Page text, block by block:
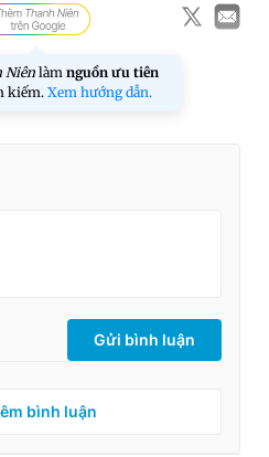
Niên làm nguồn ưu tiên
kiếm. Xem hướng dẫn.
Gửi bình luận
bình luận